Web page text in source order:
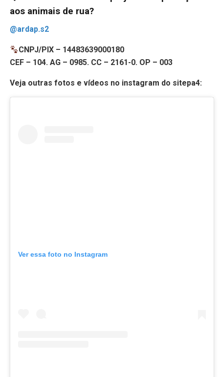
aos animais de rua?
@ardap.s2
CNPJ/PIX – 14483639000180
CEF – 104. AG – 0985. CC – 2161-0. OP – 003
Veja outras fotos e vídeos no instagram do sitepa4:
Ver essa foto no Instagram